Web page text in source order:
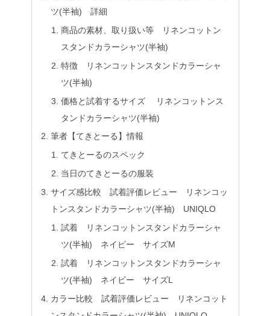
ツ(半袖) 詳細
商品の素材、取り扱い等 リネンコットン
スタンドカラーシャツ(半袖)
特徴 リネンコットンスタンドカラーシャ
ツ(半袖)
価格と試着するサイズ リネンコットンス
タンドカラーシャツ(半袖)
筆者【てきとーる】情報
てきとーるのスペック
当日のてきとーるの服装
サイズ感比較 試着評価レビュー リネンコッ
トンスタンドカラーシャツ(半袖) UNIQLO
試着 リネンコットンスタンドカラーシャ
ツ(半袖) ネイビー サイズM
試着 リネンコットンスタンドカラーシャ
ツ(半袖) ネイビー サイズL
カラー比較 試着評価レビュー リネンコット